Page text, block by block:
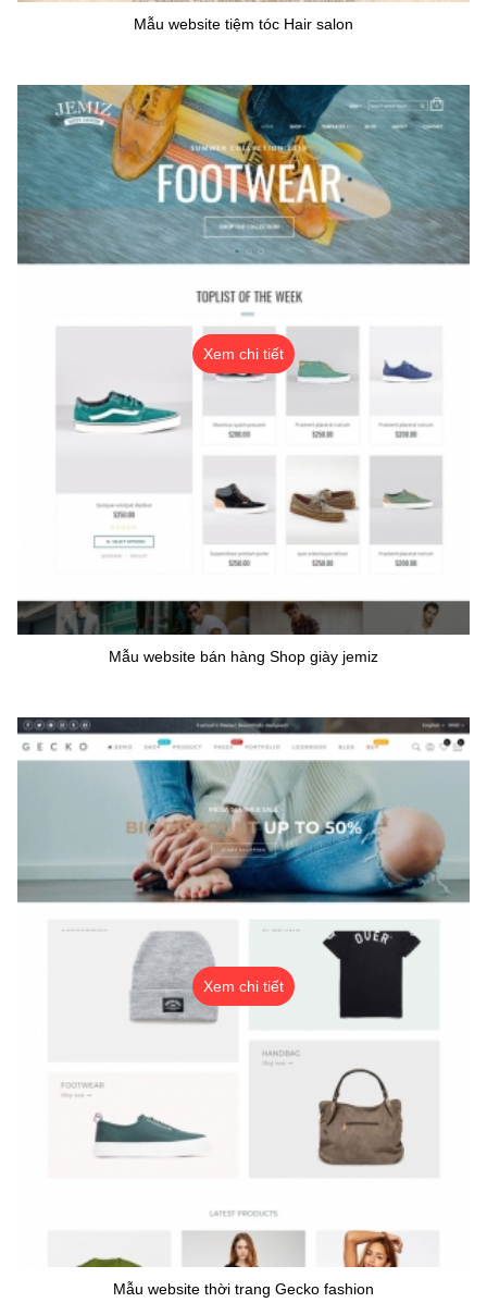
Mẫu website tiệm tóc Hair salon
Xem chi tiết
Mẫu website bán hàng Shop giày jemiz
Xem chi tiết
Mẫu website thời trang Gecko fashion